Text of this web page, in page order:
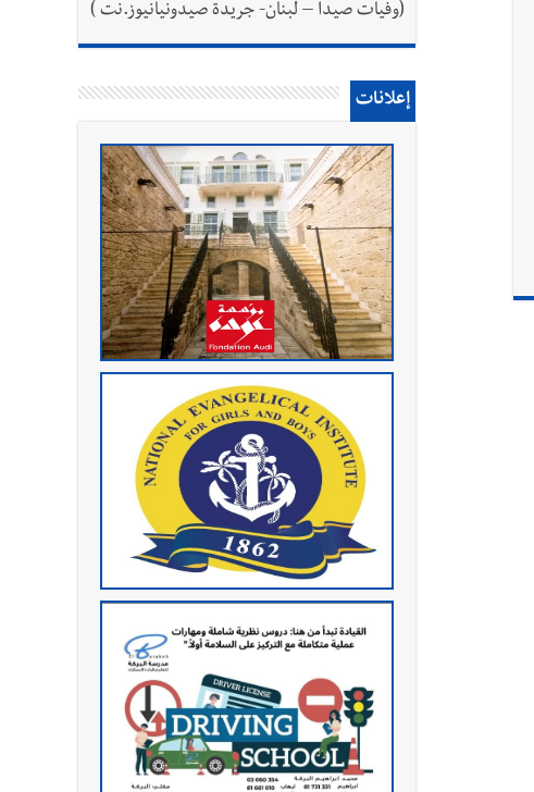
(وفيات صيدا – لبنان- جريدة صيدونيانيوز.نت )
إعلانات